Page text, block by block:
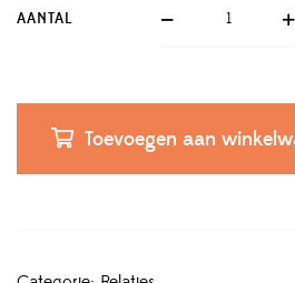
AANTAL
Toevoegen aan